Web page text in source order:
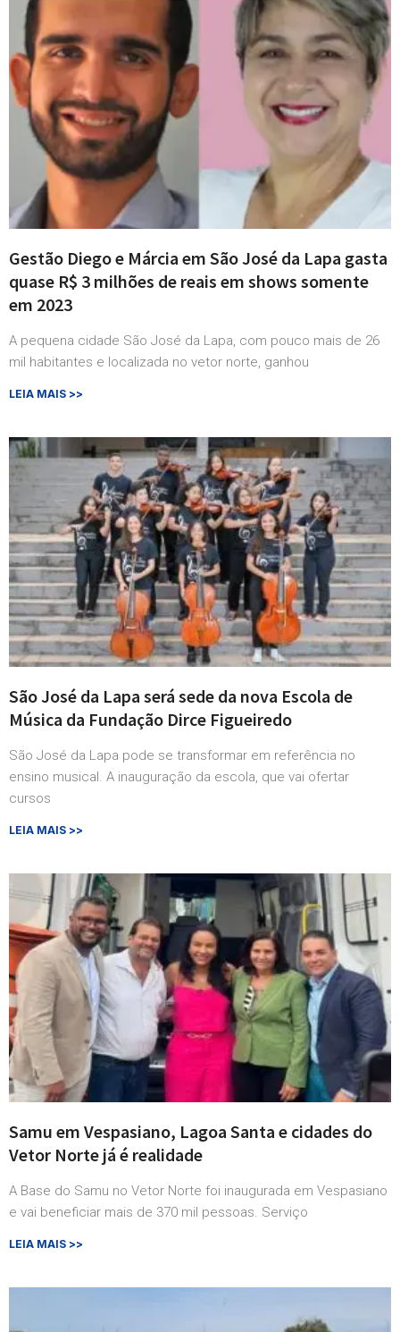
Gestão Diego e Márcia em São José da Lapa gasta
quase R$ 3 milhões de reais em shows somente
em 2023
A pequena cidade São José da Lapa, com pouco mais de 26
mil habitantes e localizada no vetor norte, ganhou
LEIA MAIS >>
São José da Lapa será sede da nova Escola de
Música da Fundação Dirce Figueiredo
São José da Lapa pode se transformar em referência no
ensino musical. A inauguração da escola, que vai ofertar
cursos
LEIA MAIS >>
Samu em Vespasiano, Lagoa Santa e cidades do
Vetor Norte já é realidade
A Base do Samu no Vetor Norte foi inaugurada em Vespasiano
e vai beneficiar mais de 370 mil pessoas. Serviço
LEIA MAIS >>